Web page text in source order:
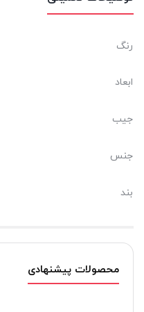
رنگ
ابعاد
جیب
جنس
بند
محصولات پیشنهادی